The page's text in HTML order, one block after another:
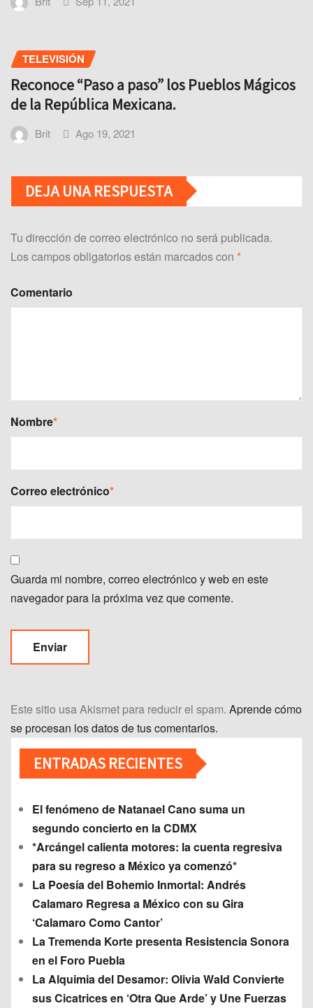
TELEVISIÓN
Reconoce “Paso a paso” los Pueblos Mágicos
de la República Mexicana.
Brit Ago 19, 2021
DEJA UNA RESPUESTA
Tu dirección de correo electrónico no será publicada.
Los campos obligatorios están marcados con *
Comentario
Nombre*
Correo electrónico*
Guarda mi nombre, correo electrónico y web en este
navegador para la próxima vez que comente.
Este sitio usa Akismet para reducir el spam. Aprende cómo
se procesan los datos de tus comentarios.
ENTRADAS RECIENTES
El fenómeno de Natanael Cano suma un
segundo concierto en la CDMX
*Arcángel calienta motores: la cuenta regresiva
para su regreso a México ya comenzó*
La Poesía del Bohemio Inmortal: Andrés
Calamaro Regresa a México con su Gira
‘Calamaro Como Cantor’
La Tremenda Korte presenta Resistencia Sonora
en el Foro Puebla
La Alquimia del Desamor: Olivia Wald Convierte
sus Cicatrices en ‘Otra Que Arde’ y Une Fuerzas